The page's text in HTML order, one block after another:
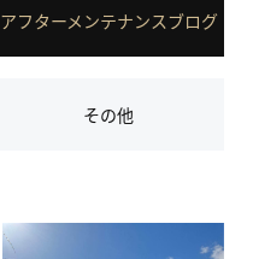
アフターメンテナンスブログ
その他